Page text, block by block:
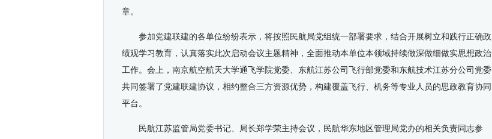
章。
参加党建联建的各单位纷纷表示，将按照民航局党组统一部署要求，结合开展树立和践行正确政
绩观学习教育，认真落实此次启动会议主题精神，全面推动本单位本领域持续做深做细做实思想政治
工作。会上，南京航空航天大学通飞学院党委、东航江苏公司飞行部党委和东航技术江苏分公司党委
共同签署了党建联建协议，相约整合三方资源优势，构建覆盖飞行、机务等专业人员的思政教育协同
平台。
民航江苏监管局党委书记、局长郑学荣主持会议，民航华东地区管理局党办的相关负责同志参